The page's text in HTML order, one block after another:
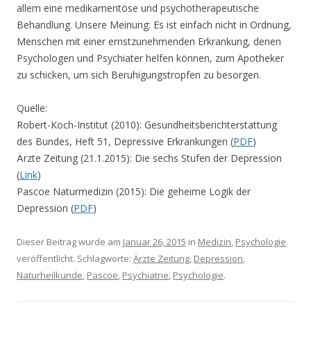
allem eine medikamentöse und psychotherapeutische
Behandlung. Unsere Meinung: Es ist einfach nicht in Ordnung,
Menschen mit einer ernstzunehmenden Erkrankung, denen
Psychologen und Psychiater helfen können, zum Apotheker
zu schicken, um sich Beruhigungstropfen zu besorgen.
Quelle:
Robert-Koch-Institut (2010): Gesundheitsberichterstattung
des Bundes, Heft 51, Depressive Erkrankungen (PDF)
Ärzte Zeitung (21.1.2015): Die sechs Stufen der Depression
(Link)
Pascoe Naturmedizin (2015): Die geheime Logik der
Depression (PDF)
Dieser Beitrag wurde am Januar 26, 2015 in Medizin, Psychologie
veröffentlicht. Schlagworte: Ärzte Zeitung, Depression,
Naturheilkunde, Pascoe, Psychiatrie, Psychologie.